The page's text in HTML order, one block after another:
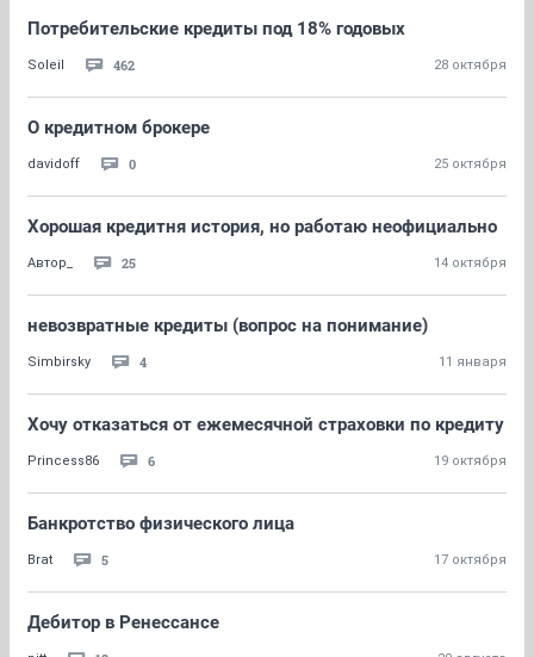
Потребительские кредиты под 18% годовых
Soleil 462 28 октября
О кредитном брокере
davidoff 0 25 октября
Хорошая кредитня история, но работаю неофициально
Автор_ 25 14 октября
невозвратные кредиты (вопрос на понимание)
Simbirsky 4 11 января
Хочу отказаться от ежемесячной страховки по кредиту
Princess86 6 19 октября
Банкротство физического лица
Brat 5 17 октября
Дебитор в Ренессансе